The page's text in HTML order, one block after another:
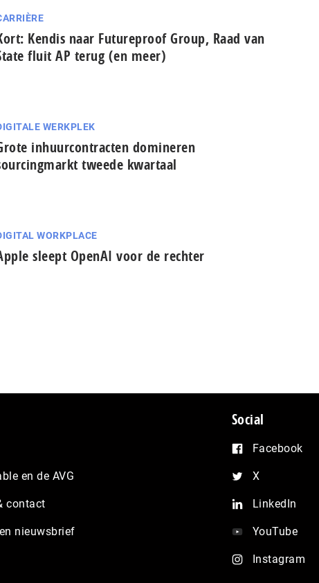
Kendis naar Futureproof Group, Raad van
fluit AP terug (en meer)
WERKPLEK
inhuurcontracten domineren
tweede kwartaal
WORKPLACE
sleept OpenAI voor de rechter
en de AVG
contact
nieuwsbrief
Social
Facebook
X
LinkedIn
YouTube
Instagram